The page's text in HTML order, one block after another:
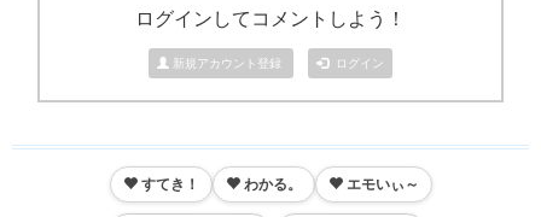
ログインしてコメントしよう！
新規アカウント登録 ログイン
すてき！ わかる。 エモいぃ～